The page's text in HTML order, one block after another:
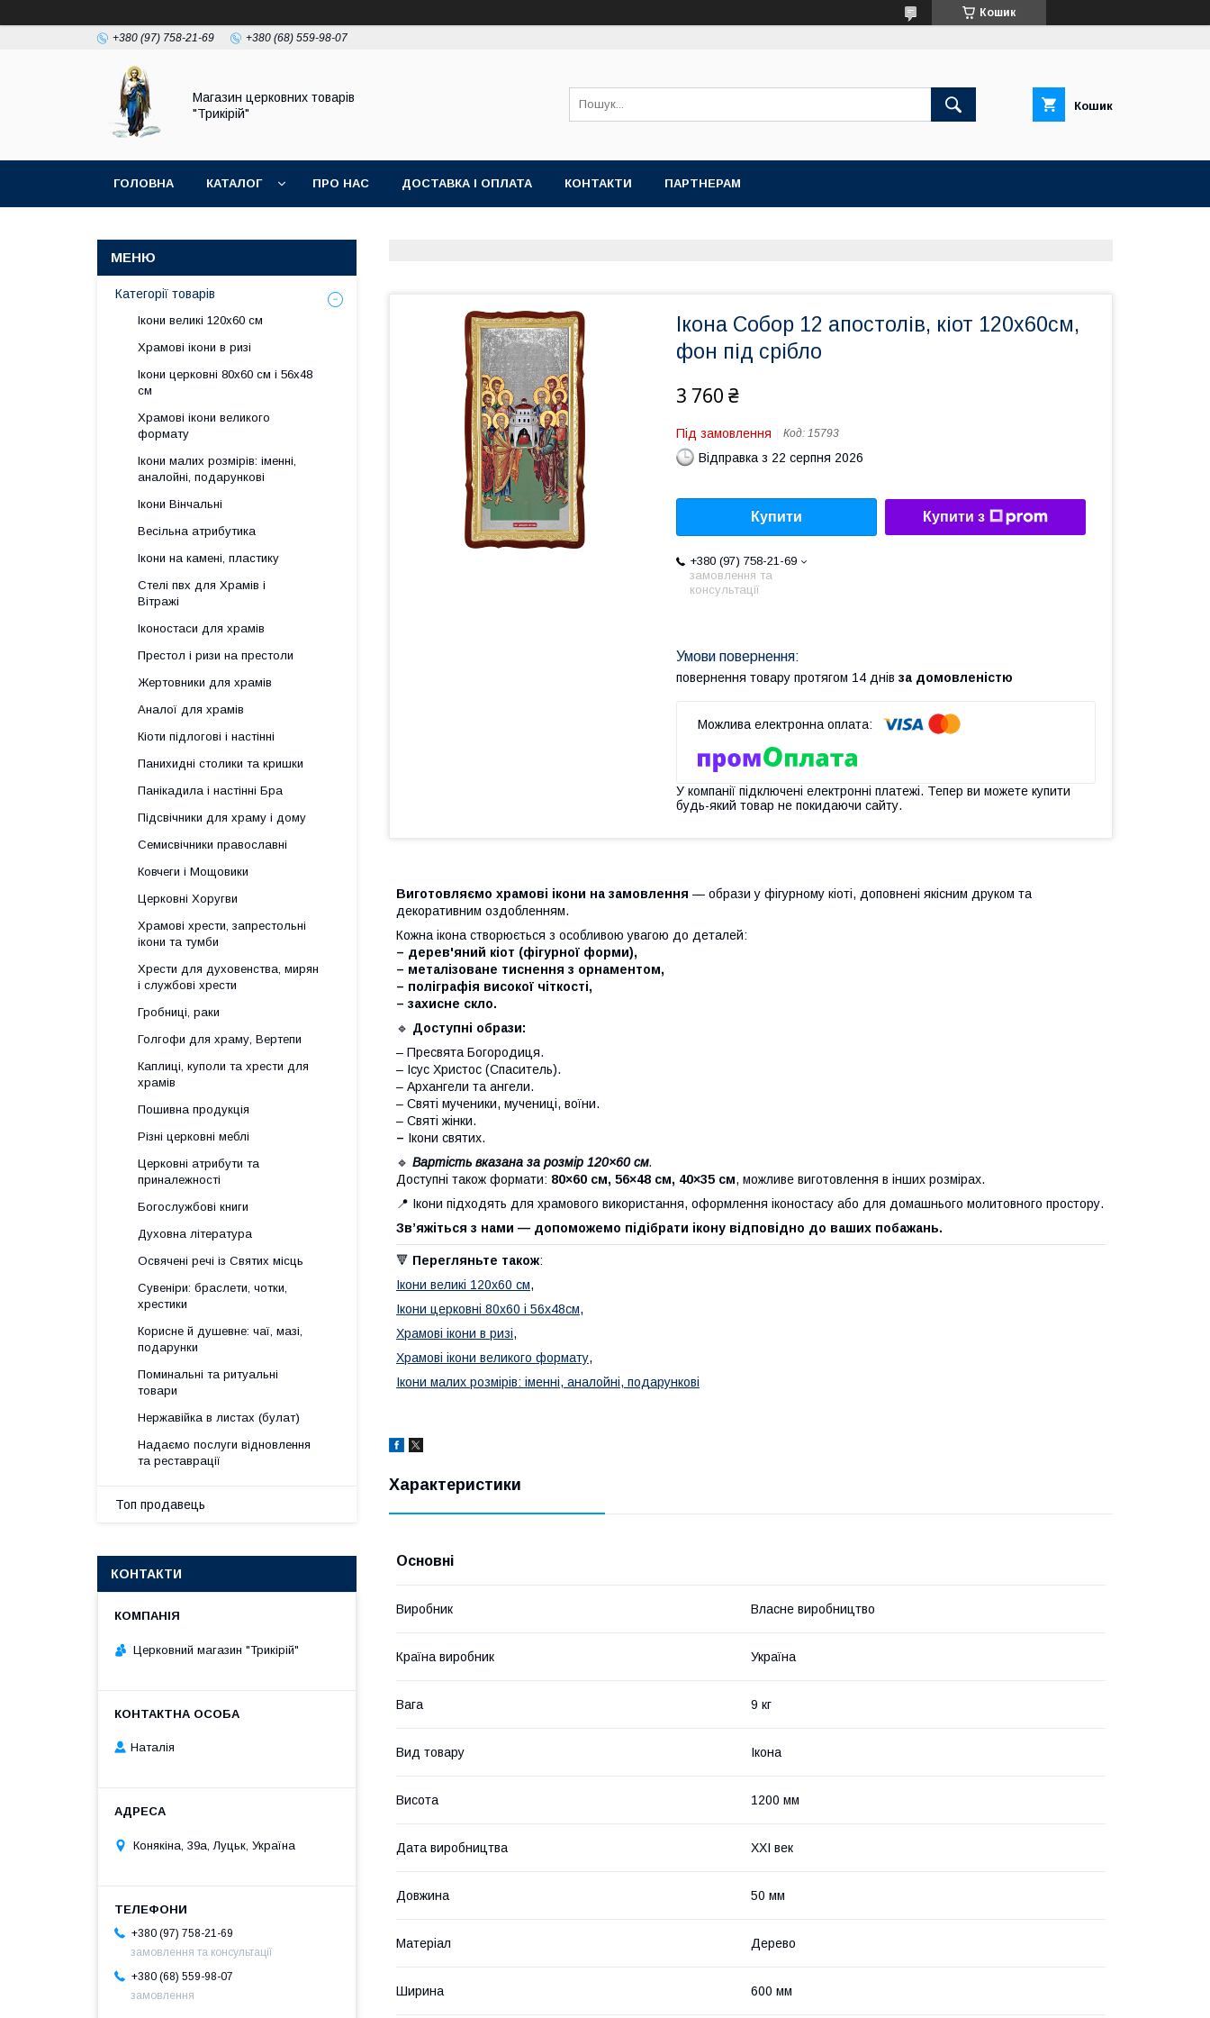
Кошик
+380 (97) 758-21-69 +380 (68) 559-98-07
Магазин церковних товарів
"Трикірій"
Кошик
ГОЛОВНА КАТАЛОГ ПРО НАС ДОСТАВКА І ОПЛАТА КОНТАКТИ ПАРТНЕРАМ
Ікона Собор 12 апостолів, кіот 120х60см,
фон під срібло
3 760 ₴
Під замовлення Код: 15793
Відправка з 22 серпня 2026
Купити Купити з
+380 (97) 758-21-69
замовлення та
консультації
повернення товару протягом 14 днів за домовленістю
У компанії підключені електронні платежі. Тепер ви можете купити
будь-який товар не покидаючи сайту.
Виготовляємо храмові ікони на замовлення — образи у фігурному кіоті, доповнені якісним друком та
декоративним оздобленням.
Кожна ікона створюється з особливою увагою до деталей:
– дерев'яний кіот (фігурної форми),
– металізоване тиснення з орнаментом,
– поліграфія високої чіткості,
– захисне скло.
🔹 Доступні образи:
– Пресвята Богородиця.
– Ісус Христос (Спаситель).
– Архангели та ангели.
– Святі мученики, мучениці, воїни.
– Святі жінки.
– Ікони святих.
🔹 Вартість вказана за розмір 120×60 см.
Доступні також формати: 80×60 см, 56×48 см, 40×35 см, можливе виготовлення в інших розмірах.
📍 Ікони підходять для храмового використання, оформлення іконостасу або для домашнього молитовного простору.
Зв’яжіться з нами — допоможемо підібрати ікону відповідно до ваших побажань.
🔻 Перегляньте також:
Ікони великі 120х60 см,
Ікони церковні 80х60 і 56х48см,
Храмові ікони в ризі,
Храмові ікони великого формату,
Ікони малих розмірів: іменні, аналойні, подарункові
Характеристики
Основні
Виробник Власне виробництво
Країна виробник Україна
Вага 9 кг
Вид товару Ікона
Висота 1200 мм
Дата виробництва XXI век
Довжина 50 мм
Матеріал Дерево
Ширина 600 мм
Категорії товарів
Ікони великі 120х60 см
Храмові ікони в ризі
Ікони церковні 80х60 см і 56х48
см
Храмові ікони великого
формату
Ікони малих розмірів: іменні,
аналойні, подарункові
Ікони Вінчальні
Весільна атрибутика
Ікони на камені, пластику
Стелі пвх для Храмів і
Вітражі
Іконостаси для храмів
Престол і ризи на престоли
Жертовники для храмів
Аналої для храмів
Кіоти підлогові і настінні
Панихидні столики та кришки
Панікадила і настінні Бра
Підсвічники для храму і дому
Семисвічники православні
Ковчеги і Мощовики
Церковні Хоругви
Храмові хрести, запрестольні
ікони та тумби
Хрести для духовенства, мирян
і службові хрести
Гробниці, раки
Голгофи для храму, Вертепи
Каплиці, куполи та хрести для
храмів
Пошивна продукція
Різні церковні меблі
Церковні атрибути та
приналежності
Богослужбові книги
Духовна література
Освячені речі із Святих місць
Сувеніри: браслети, чотки,
хрестики
Корисне й душевне: чаї, мазі,
подарунки
Поминальні та ритуальні
товари
Нержавійка в листах (булат)
Надаємо послуги відновлення
та реставрації
Топ продавець
КОНТАКТИ
Церковний магазин "Трикірій"
Наталія
Конякіна, 39а, Луцьк, Україна
+380 (97) 758-21-69
замовлення та консультації
+380 (68) 559-98-07
замовлення